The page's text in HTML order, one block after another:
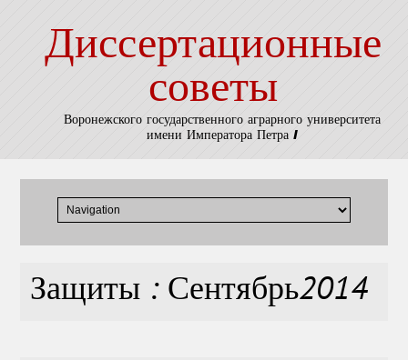
Диссертационные
советы
Воронежского государственного аграрного университета
имени Императора Петра I
Защиты : Сентябрь2014